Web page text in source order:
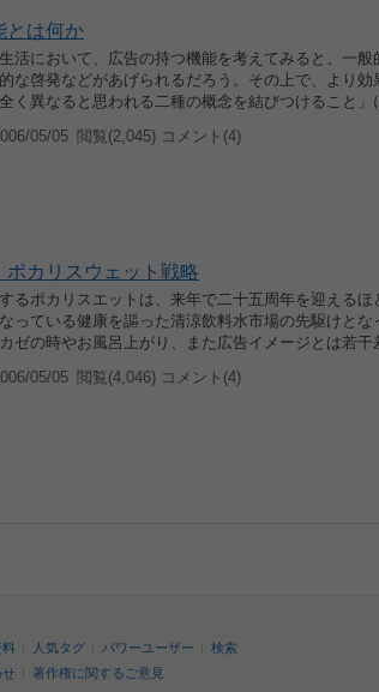
とは何か
活において、広告の持つ機能を考えてみると、一
な啓発などがあげられるだろう。その上で、より効
く異なると思われる二種の概念を結びつけること
05/05 閲覧(2,045) コメント(4)
ポカリスウェット戦略
るポカリスエットは、来年で二十五周年を迎える
っている健康を謳った清涼飲料水市場の先駆けと
ゼの時やお風呂上がり、また広告イメージとは若
05/05 閲覧(4,046) コメント(4)
料 人気タグ パワーユーザー
検索
せ 著作権に関するご意見